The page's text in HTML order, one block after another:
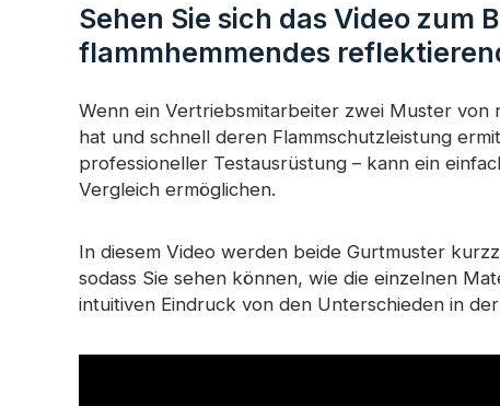
Sehen Sie sich das Video zum
flammhemmendes
Wenn ein Vertriebsmitarbeiter zwei Muster
hat und schnell deren Flammschutzleistung
professioneller Testausrüstung – kann ein
Vergleich ermöglichen.
In diesem Video werden beide Gurtmuster
sodass Sie sehen können, wie die einzelnen
intuitiven Eindruck von den Unterschieden in